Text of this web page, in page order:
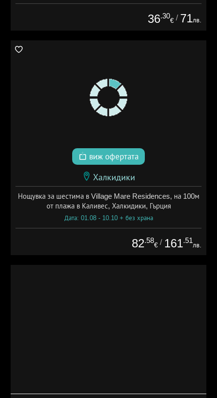
36.30
€ / 71лв.
виж офертата
Халкидики
Нощувка за шестима в Village Mare Residences, на 100м
от плажа в Каливес, Халкидики, Гърция
Дата: 01.08 - 10.10 + без храна
82.58
€ / 161.51
лв.